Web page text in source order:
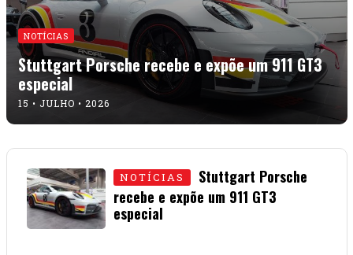
NOTÍCIAS
Stuttgart Porsche recebe e expõe um 911 GT3
especial
15 • JULHO • 2026
NOTÍCIAS
Stuttgart Porsche
recebe e expõe um 911 GT3
especial